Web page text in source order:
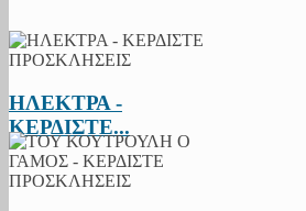
ΗΛΕΚΤΡΑ -
ΚΕΡΔΙΣΤΕ...